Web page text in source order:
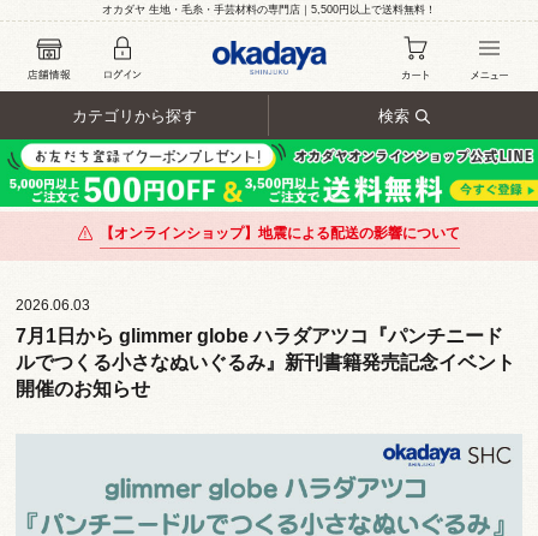
オカダヤ 生地・毛糸・手芸材料の専門店｜5,500円以上で送料無料！
カテゴリから探す 検索
【オンラインショップ】地震による配送の影響について
2026.06.03
7月1日から glimmer globe ハラダアツコ『パンチニード
ルでつくる小さなぬいぐるみ』新刊書籍発売記念イベント
開催のお知らせ